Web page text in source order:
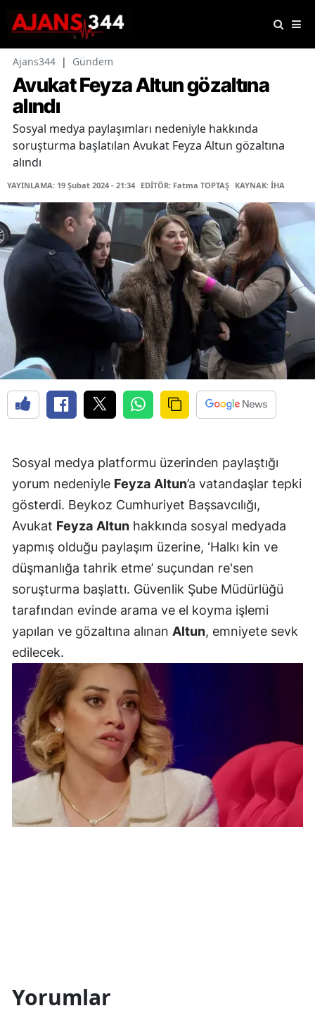
Ajans344 | Gündem
Avukat Feyza Altun gözaltına
alındı
Sosyal medya paylaşımları nedeniyle hakkında
soruşturma başlatılan Avukat Feyza Altun gözaltına
alındı
YAYINLAMA: 19 Şubat 2024 - 21:34 EDİTÖR: Fatma TOPTAŞ KAYNAK: İHA
Sosyal medya platformu üzerinden paylaştığı
yorum nedeniyle Feyza Altun’a vatandaşlar tepki
gösterdi. Beykoz Cumhuriyet Başsavcılığı,
Avukat Feyza Altun hakkında sosyal medyada
yapmış olduğu paylaşım üzerine, ‘Halkı kin ve
düşmanlığa tahrik etme’ suçundan re'sen
soruşturma başlattı. Güvenlik Şube Müdürlüğü
tarafından evinde arama ve el koyma işlemi
yapılan ve gözaltına alınan Altun, emniyete sevk
edilecek.
Yorumlar